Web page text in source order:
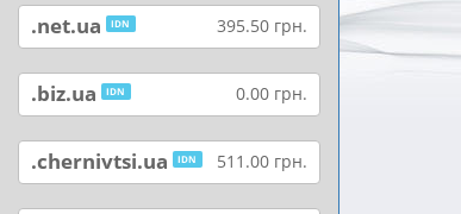
.net.ua IDN 395.50 грн.
.biz.ua IDN 0.00 грн.
.chernivtsi.ua IDN 511.00 грн.